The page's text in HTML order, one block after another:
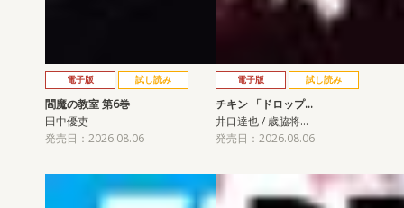
電子版 試し読み
閻魔の教室 第6巻
田中優吏
発売日：2026.08.06
電子版 試し読み
チキン 「ドロップ…
井口達也 / 歳脇将…
発売日：2026.08.06